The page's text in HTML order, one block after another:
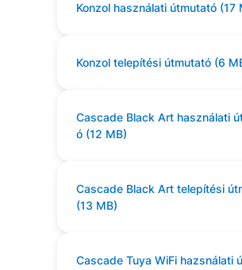
Konzol használati útmutató (17
Konzol telepítési útmutató (6
Cascade Black Art használati
ó (12 MB)
Cascade Black Art telepítési
(13 MB)
Cascade Tuya WiFi hazsnálati